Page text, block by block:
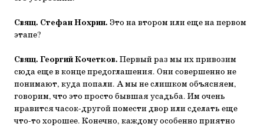
Свящ. Стефан Нохрин. Это на втором или еще на первом
этапе?
Свящ. Георгий Кочетков. Первый раз мы их привозим
сюда еще в конце предоглашения. Они совершенно не
понимают, куда попали. А мы не слишком объясняем,
говорим, что это просто бывшая усадьба. Им очень
нравится часок-другой помести двор или сделать еще
что-то хорошее. Конечно, каждому особенно приятно